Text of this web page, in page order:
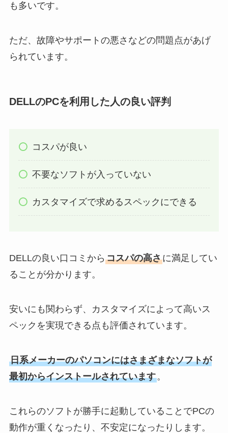
も多いです。
ただ、故障やサポートの悪さなどの問題点があげ
られています。
DELLのPCを利用した人の良い評判
コスパが良い
不要なソフトが入っていない
カスタマイズで求めるスペックにできる
DELLの良い口コミから コスパの高さに満足してい
ることが分かります。
安いにも関わらず、カスタマイズによって高いス
ペックを実現できる点も評価されています。
日系メーカーのパソコンにはさまざまなソフトが
最初からインストールされています。
これらのソフトが勝手に起動していることでPCの
動作が重くなったり、不安定になったりします。